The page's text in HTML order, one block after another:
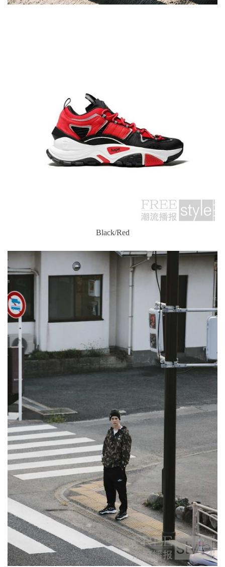
Black/Red